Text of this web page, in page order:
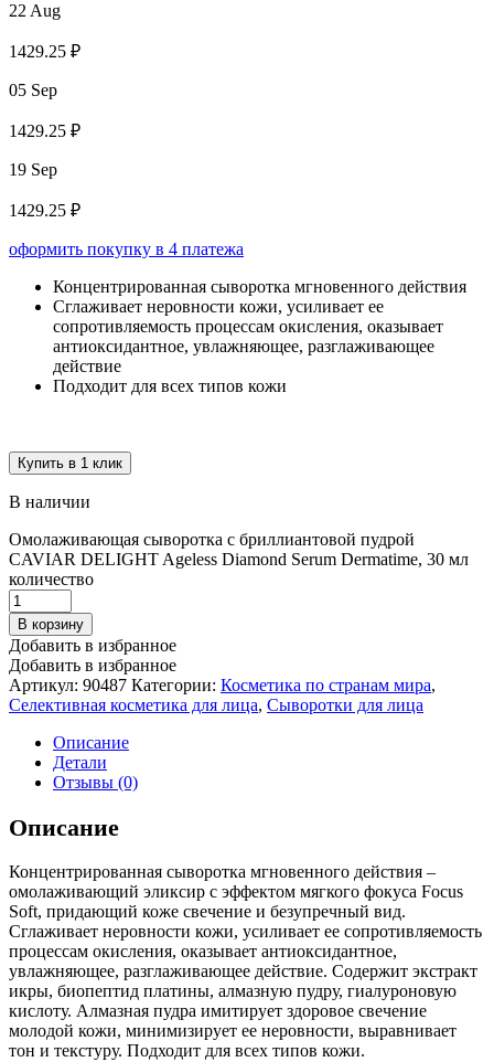
22 Aug
1429.25 ₽
05 Sep
1429.25 ₽
19 Sep
1429.25 ₽
оформить покупку в 4 платежа
Концентрированная сыворотка мгновенного действия
Сглаживает неровности кожи, усиливает ее
сопротивляемость процессам окисления, оказывает
антиоксидантное, увлажняющее, разглаживающее
действие
Подходит для всех типов кожи
Купить в 1 клик
В наличии
Омолаживающая сыворотка с бриллиантовой пудрой
CAVIAR DELIGHT Ageless Diamond Serum Dermatime, 30 мл
количество
В корзину
Добавить в избранное
Добавить в избранное
Артикул: 90487 Категории: Косметика по странам мира,
Селективная косметика для лица, Сыворотки для лица
Описание
Детали
Отзывы (0)
Описание
Концентрированная сыворотка мгновенного действия –
омолаживающий эликсир с эффектом мягкого фокуса Focus
Soft, придающий коже свечение и безупречный вид.
Сглаживает неровности кожи, усиливает ее сопротивляемость
процессам окисления, оказывает антиоксидантное,
увлажняющее, разглаживающее действие. Содержит экстракт
икры, биопептид платины, алмазную пудру, гиалуроновую
кислоту. Алмазная пудра имитирует здоровое свечение
молодой кожи, минимизирует ее неровности, выравнивает
тон и текстуру. Подходит для всех типов кожи.